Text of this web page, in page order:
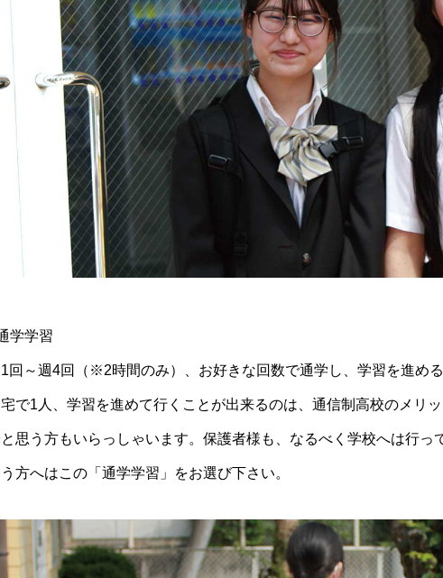
学学習
回～週4回（※2時間のみ）、お好きな回数で通学し、学習を進める
で1人、学習を進めて行くことが出来るのは、通信制高校のメリ
思う方もいらっしゃいます。保護者様も、なるべく学校へは行っ
方へはこの「通学学習」をお選び下さい。